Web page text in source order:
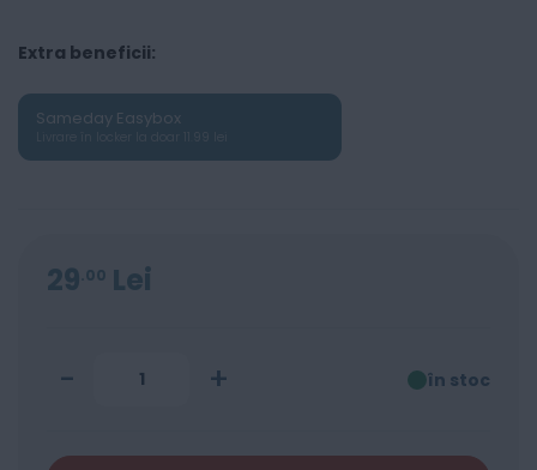
Extra beneficii:
Sameday Easybox
29 00 Lei
- + în stoc